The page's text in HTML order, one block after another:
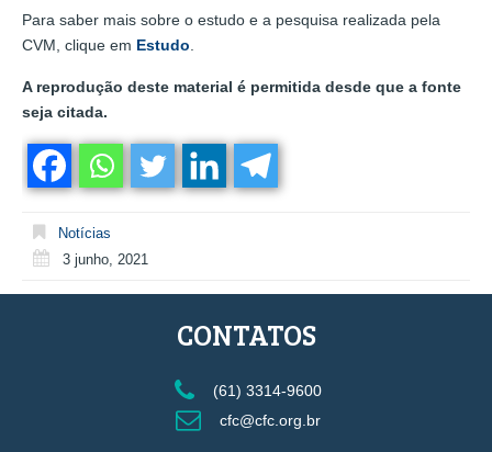
Para saber mais sobre o estudo e a pesquisa realizada pela
CVM, clique em Estudo
A reprodução deste material é permitida desde que a fonte
seja citada.
Notícias
3 junho, 2021
CONTATOS
(61) 3314-9600
cfc@cfc.org.br